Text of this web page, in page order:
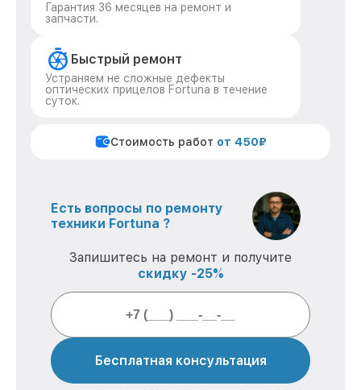
Гарантия 36 месяцев на ремонт и
запчасти.
Быстрый ремонт
Устраняем не сложные дефекты
оптических прицелов Fortuna в течение
суток.
Стоимость работ от 450₽
Есть вопросы по ремонту
техники Fortuna ?
Запишитесь на ремонт и получите
скидку -25%
Бесплатная консультация